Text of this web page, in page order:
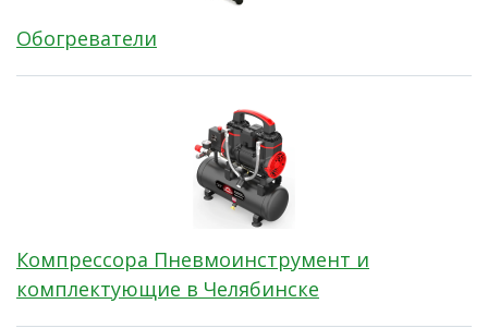
Обогреватели
Компрессора Пневмоинструмент и
комплектующие в Челябинске